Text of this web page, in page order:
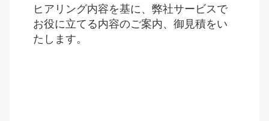
ヒアリング内容を基に、弊社サービスで
お役に立てる内容のご案内、御見積をい
たします。